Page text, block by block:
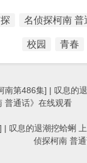
名侦探柯南 普
校园 青春
南第486集] | 叹息的
普通话》在线观看
| 叹息的退潮挖蛤蜊
侦探柯南 普